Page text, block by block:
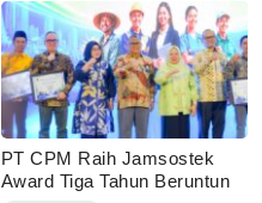
PT CPM Raih Jamsostek
Award Tiga Tahun Beruntun